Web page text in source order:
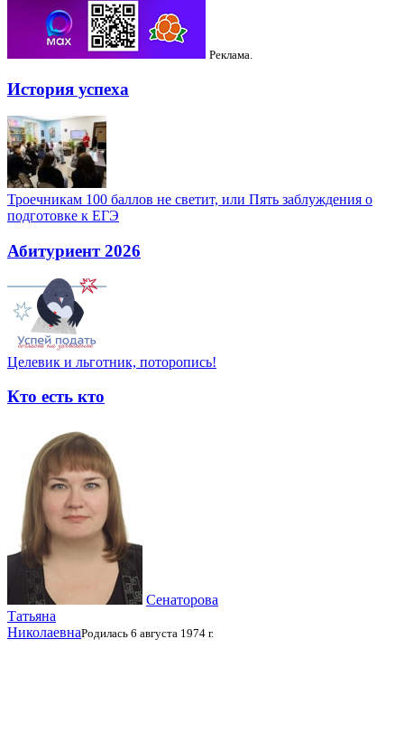
Реклама.
История успеха
Троечникам 100 баллов не светит, или Пять заблуждения о
подготовке к ЕГЭ
Абитуриент 2026
Целевик и льготник, поторопись!
Кто есть кто
Сенаторова
Татьяна
НиколаевнаРодилась 6 августа 1974 г.